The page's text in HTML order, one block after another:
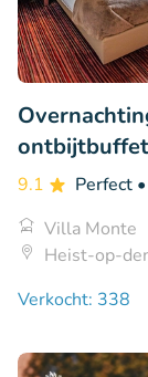
ontbijtbuffet
9.1 Perfect
Villa Monte
Heist-op-
Verkocht: 338